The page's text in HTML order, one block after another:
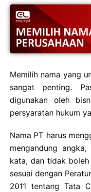
Memilih nama yang
sangat penting.
digunakan oleh
persyaratan hukum
Nama PT harus
mengandung
kata, dan tidak boleh
sesuai dengan
2011 tentang Tata